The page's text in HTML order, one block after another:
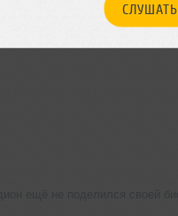
СЛУШАТЬ